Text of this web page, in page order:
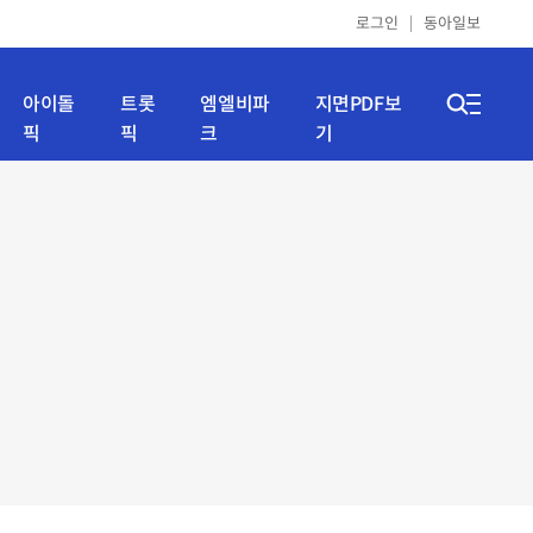
로그인 동아일보
아이돌
픽
트롯
픽
엠엘비파
크
지면PDF보
기